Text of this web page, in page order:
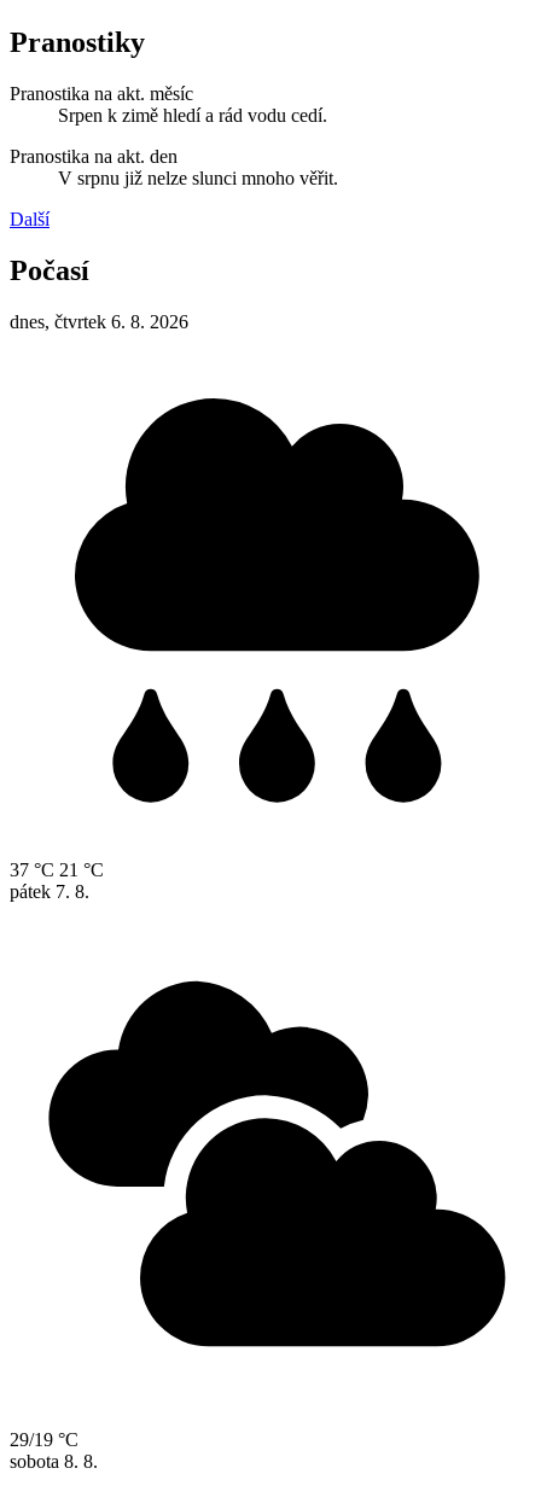
Pranostiky
Pranostika na akt. měsíc
Srpen k zimě hledí a rád vodu cedí.
Pranostika na akt. den
V srpnu již nelze slunci mnoho věřit.
Další
Počasí
dnes, čtvrtek 6. 8. 2026
37 °C 21 °C
pátek 7. 8.
29/19 °C
sobota 8. 8.